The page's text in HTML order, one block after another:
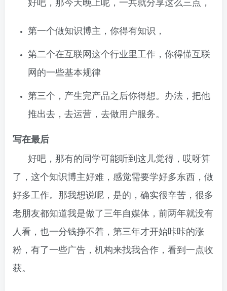
好吧，那今天晚上呢，一共就分享这么三点，
第一个做知识博主，你得有知识，
第二个在互联网这个行业里工作，你得懂互联
网的一些基本规律
第三个，产生完产品之后你得想。办法，把他
推出去，去运营，去做用户服务。
写在最后
好吧，那有的同学可能听到这儿觉得，哎呀算
了，这个知识博主好难，感觉需要学好多东西，做
好多工作。那我想说呢，是的，确实很辛苦，很多
老朋友都知道我是做了三年自媒体，前两年就没有
人看，也一分钱挣不着，第三年才开始咔咔的涨
粉，有了一些广告，机构来找我合作，看到一点收
获。